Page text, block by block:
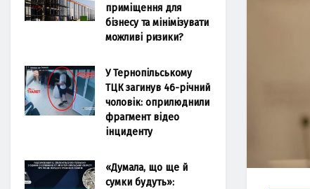
приміщення для
бізнесу та мінімізувати
можливі ризики?
У Тернопільському
ТЦК загинув 46-річний
чоловік: оприлюднили
фрагмент відео
інциденту
«Думала, що ще й
сумки будуть»: